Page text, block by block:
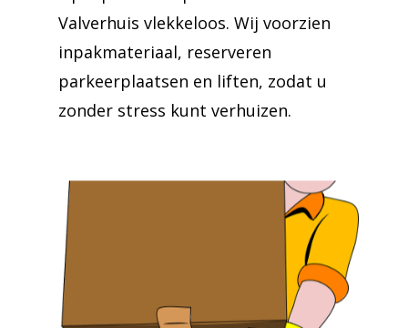
Valverhuis vlekkeloos. Wij voorzien
inpakmateriaal, reserveren
parkeerplaatsen en liften, zodat u
zonder stress kunt verhuizen.